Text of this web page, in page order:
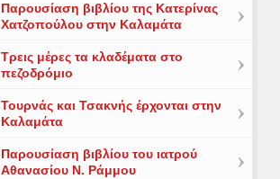
Παρουσίαση βιβλίου της Κατερίνας
Χατζοπούλου στην Καλαμάτα
Τρεις μέρες τα κλαδέματα στο
πεζοδρόμιο
Τουρνάς και Τσακνής έρχονται στην
Καλαμάτα
Παρουσίαση βιβλίου του ιατρού
Αθανασίου Ν. Ράμμου